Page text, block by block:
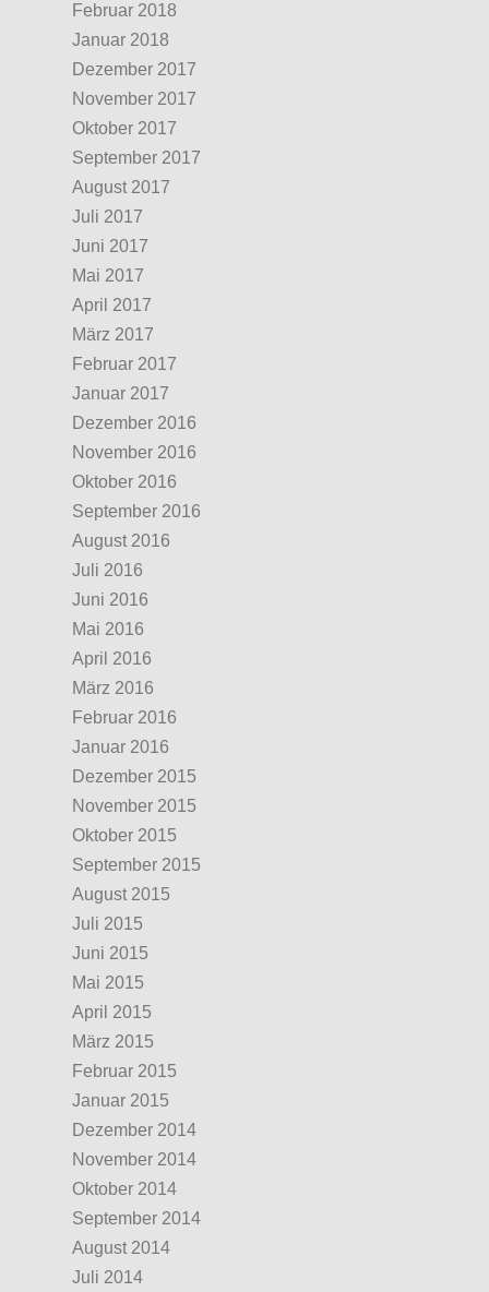
Februar 2018
Januar 2018
Dezember 2017
November 2017
Oktober 2017
September 2017
August 2017
Juli 2017
Juni 2017
Mai 2017
April 2017
März 2017
Februar 2017
Januar 2017
Dezember 2016
November 2016
Oktober 2016
September 2016
August 2016
Juli 2016
Juni 2016
Mai 2016
April 2016
März 2016
Februar 2016
Januar 2016
Dezember 2015
November 2015
Oktober 2015
September 2015
August 2015
Juli 2015
Juni 2015
Mai 2015
April 2015
März 2015
Februar 2015
Januar 2015
Dezember 2014
November 2014
Oktober 2014
September 2014
August 2014
Juli 2014